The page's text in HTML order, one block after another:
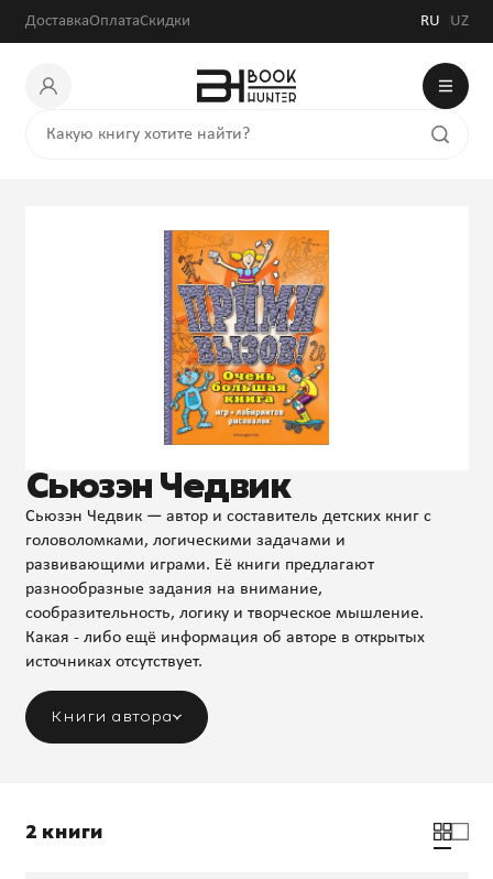
ДоставкаОплатаСкидки RU UZ
Сьюзэн Чедвик
Сьюзэн Чедвик — автор и составитель детских книг с
головоломками, логическими задачами и
развивающими играми. Её книги предлагают
разнообразные задания на внимание,
сообразительность, логику и творческое мышление.
Какая - либо ещё информация об авторе в открытых
источниках отсутствует.
Книги автора
2 книги